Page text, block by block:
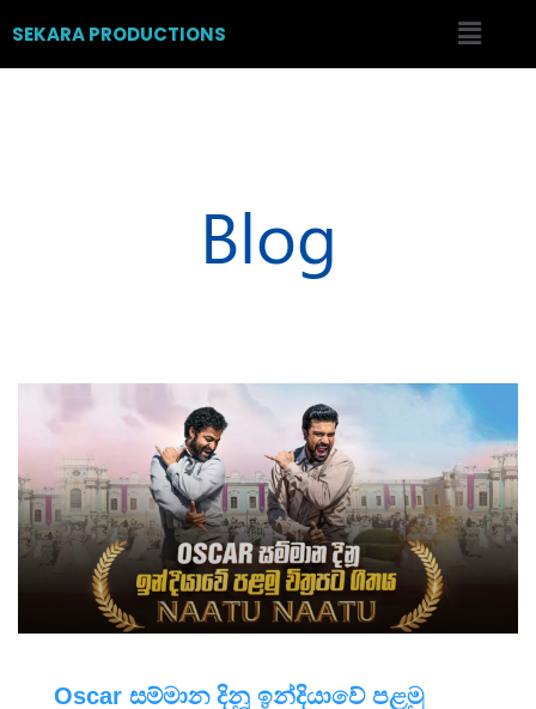
SEKARA PRODUCTIONS
Blog
Oscar සම්මාන දිනූ ඉන්දියාවේ පළමු